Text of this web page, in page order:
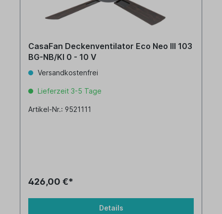
CasaFan Deckenventilator Eco Neo III 103
BG-NB/KI 0 - 10 V
Versandkostenfrei
Lieferzeit 3-5 Tage
Artikel-Nr.: 9521111
426,00 €*
Details